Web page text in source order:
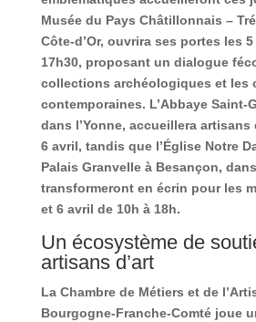
Musée du Pays Châtillonnais –
Côte-d’Or, ouvrira ses portes les
17h30, proposant un dialogue
collections archéologiques et les
contemporaines. L’Abbaye Saint-
dans l’Yonne, accueillera
6 avril, tandis que l’Église Notre
Palais Granvelle à Besançon,
transformeront en écrin pour les
et 6 avril de 10h à 18h.
Un écosystème de
artisans d’art
La Chambre de Métiers et de
Bourgogne-Franche-Comté joue